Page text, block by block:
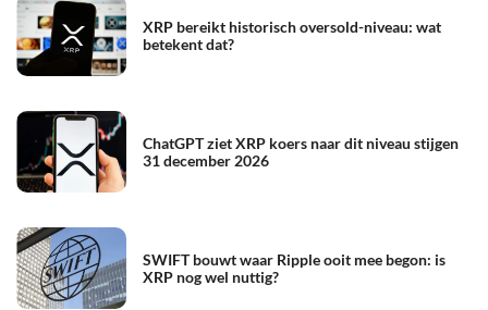
XRP bereikt historisch oversold-niveau: wat
betekent dat?
ChatGPT ziet XRP koers naar dit niveau stijgen
31 december 2026
SWIFT bouwt waar Ripple ooit mee begon: is
XRP nog wel nuttig?